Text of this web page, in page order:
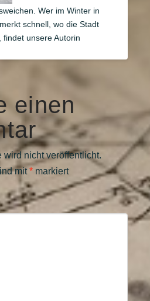
Wer im Winter in
schnell, wo die Stadt
findet unsere Autorin
einen
wird nicht veröffentlicht.
mit* markiert